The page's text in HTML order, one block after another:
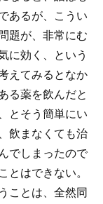
あるが、こうい
題が、非常にむ
に効く、という
えてみるとなか
る薬を飲んだと
とそう簡単にい
飲まなくても治
でしまったので
とはできない。
ことは、全然同